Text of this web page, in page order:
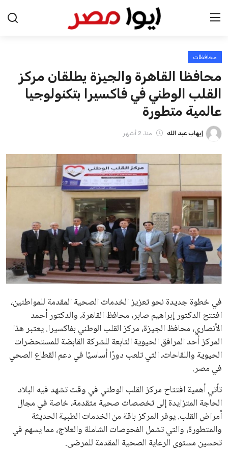
الرئيسية
اخبار مصر
عرب وعالم
اقتصاد
اخبار الرياضة
منوعات
فن وثقافة
علوم وتكنولوجيا
المرأة والجمال
محافظات
محافظات
محافظا القاهرة والجيزة يطلقان مركز
القلب الوطني في فاكسيرا بتكنولوجيا
عالمية متطورة
إيهاب عبد الله منذ 2 أشهر
في خطوة جديدة نحو تعزيز الخدمات الصحية المقدمة للمواطنين،
افتتح الدكتور إبراهيم صابر، محافظ القاهرة، والدكتور أحمد
الأنصاري، محافظ الجيزة، مركز القلب الوطني بفاكسيرا. يعتبر هذا
المركز أحد المرافق الحيوية التابعة للشركة القابضة للمستحضرات
الحيوية واللقاحات، التي تلعب دورًا أساسيًا في دعم القطاع الصحي
في مصر.
تأتي أهمية افتتاح مركز القلب الوطني في وقت تشهد فيه البلاد
الحاجة المتزايدة إلى تخصصات صحية متقدمة، خاصة في مجال
أمراض القلب. يوفر المركز باقة من الخدمات الطبية الحديثة
والمتطورة، والتي تشمل الفحوصات الشاملة والعلاج، مما يسهم في
تحسين مستوى الرعاية الصحية المقدمة للمرضى.